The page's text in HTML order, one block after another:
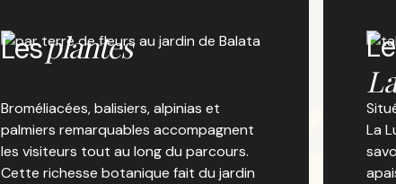
Lesplantes
Broméliacées, balisiers, alpinias et
palmiers remarquables accompagnent
les visiteurs tout au long du parcours.
Cette richesse botanique fait du jardin
La